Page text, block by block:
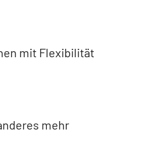
mit Flexibilität
mehr